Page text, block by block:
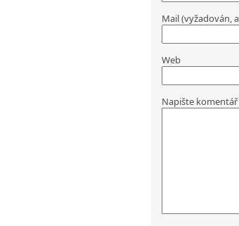
Mail (vyžadován,
Web
Napište komentář